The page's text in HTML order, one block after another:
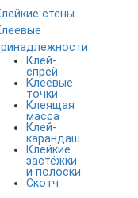
стены
Клей-
спрей
Клеевые
точки
Клеящая
масса
Клей-
карандаш
Клейкие
застёжки
и полоски
Скотч